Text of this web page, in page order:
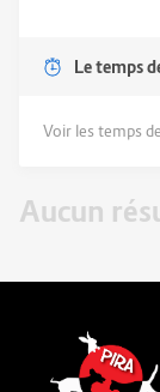
Le temps
Voir les temps
Aucun